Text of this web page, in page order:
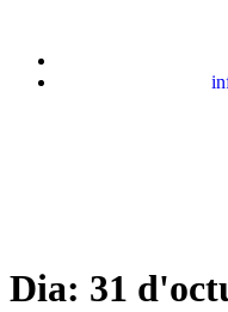
Dia: 31